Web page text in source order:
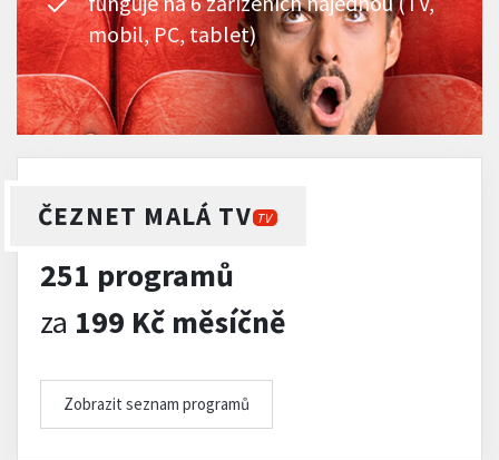
mobil, PC, tablet)
ČEZNET MALÁ TV TV
251 programů
za 199 Kč měsíčně
Zobrazit seznam programů